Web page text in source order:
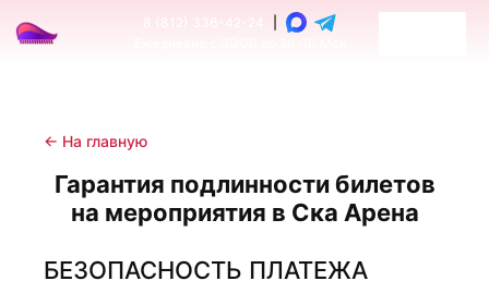
← На главную
Гарантия подлинности билетов
на мероприятия в Ска Арена
БЕЗОПАСНОСТЬ ПЛАТЕЖА